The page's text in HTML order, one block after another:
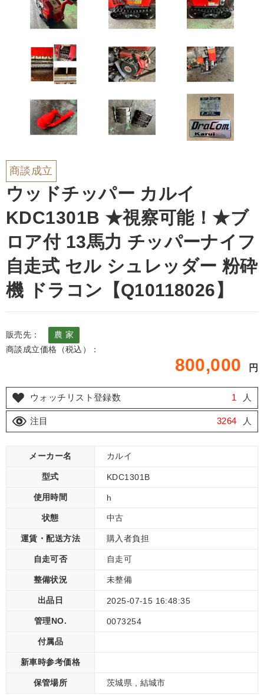
商談成立
ウッドチッパー カルイ
KDC1301B ★視察可能！★ブ
ロア付 13馬力 チッパーナイフ
自走式 セル シュレッダー 粉砕
機 ドラコン【Q10118026】
販売先：
農 家
商談成立価格（税込）：
800,000 円
ウォッチリスト登録数 1 人
注目 3264 人
メーカー名 カルイ
型式 KDC1301B
使用時間 h
状態 中古
運賃・配送方法 購入者負担
自走可否 自走可
整備状況 未整備
出品日 2025-07-15 16:48:35
管理NO. 0073254
付属品
新車時参考価格
保管場所 茨城県 , 結城市